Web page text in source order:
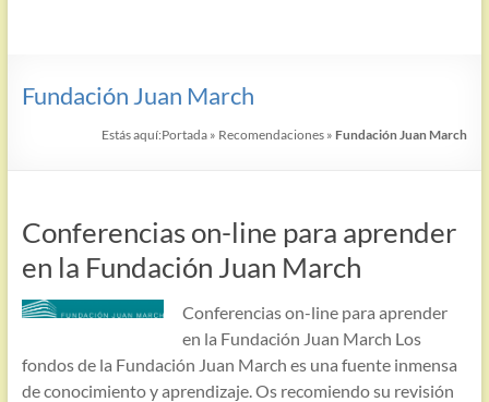
Fundación Juan March
Estás aquí:Portada » Recomendaciones » Fundación Juan March
Conferencias on-line para aprender
en la Fundación Juan March
Conferencias on-line para aprender
en la Fundación Juan March Los
fondos de la Fundación Juan March es una fuente inmensa
de conocimiento y aprendizaje. Os recomiendo su revisión